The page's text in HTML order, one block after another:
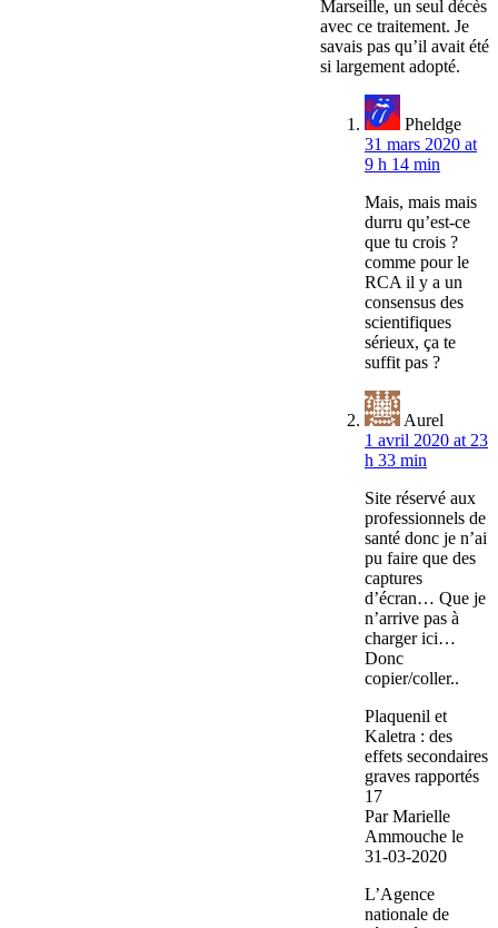
Marseille, un seul décès
avec ce traitement. Je
savais pas qu’il avait été
si largement adopté.
Pheldge
31 mars 2020 at
9 h 14 min
Mais, mais mais
durru qu’est-ce
que tu crois ?
comme pour le
RCA il y a un
consensus des
scientifiques
sérieux, ça te
suffit pas ?
Aurel
1 avril 2020 at 23
h 33 min
Site réservé aux
professionnels de
santé donc je n’ai
pu faire que des
captures
d’écran… Que je
n’arrive pas à
charger ici…
Donc
copier/coller..
Plaquenil et
Kaletra : des
effets secondaires
graves rapportés
17
Par Marielle
Ammouche le
31-03-2020
L’Agence
nationale de